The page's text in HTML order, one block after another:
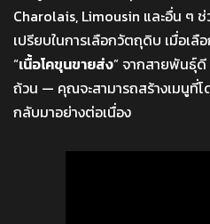
Charolais, Limousin และอื่น ๆ ช่
เปรียบในการเลือกวัตถุดิบ เมื่อเ
“เนื้อโคขุนขายส่ง” จากสายพันธุ์
ถ้วน — คุณจะสามารถสร้างเมนูที่โ
กลับมาอย่างต่อเนื่อง